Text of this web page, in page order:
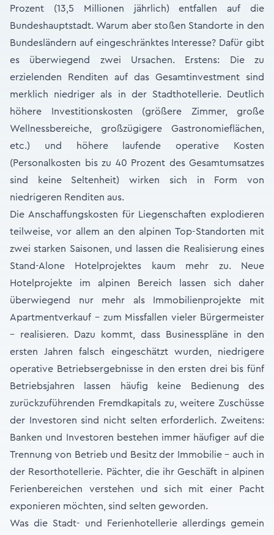
Prozent (13,5 Millionen jährlich) entfallen auf die
Bundeshauptstadt. Warum aber stoßen Standorte in den
Bundesländern auf eingeschränktes Interesse? Dafür gibt
es überwiegend zwei Ursachen. Erstens: Die zu
erzielenden Renditen auf das Gesamtinvestment sind
merklich niedriger als in der Stadthotellerie. Deutlich
höhere Investitionskosten (größere Zimmer, große
Wellnessbereiche, großzügigere Gastronomieflächen,
etc.) und höhere laufende operative Kosten
(Personalkosten bis zu 40 Prozent des Gesamtumsatzes
sind keine Seltenheit) wirken sich in Form von
niedrigeren Renditen aus.
Die Anschaffungskosten für Liegenschaften explodieren
teilweise, vor allem an den alpinen Top-Standorten mit
zwei starken Saisonen, und lassen die Realisierung eines
Stand-Alone Hotelprojektes kaum mehr zu. Neue
Hotelprojekte im alpinen Bereich lassen sich daher
überwiegend nur mehr als Immobilienprojekte mit
Apartmentverkauf – zum Missfallen vieler Bürgermeister
– realisieren. Dazu kommt, dass Businesspläne in den
ersten Jahren falsch eingeschätzt wurden, niedrigere
operative Betriebsergebnisse in den ersten drei bis fünf
Betriebsjahren lassen häufig keine Bedienung des
zurückzuführenden Fremdkapitals zu, weitere Zuschüsse
der Investoren sind nicht selten erforderlich. Zweitens:
Banken und Investoren bestehen immer häufiger auf die
Trennung von Betrieb und Besitz der Immobilie - auch in
der Resorthotellerie. Pächter, die ihr Geschäft in alpinen
Ferienbereichen verstehen und sich mit einer Pacht
exponieren möchten, sind selten geworden.
Was die Stadt- und Ferienhotellerie allerdings gemein